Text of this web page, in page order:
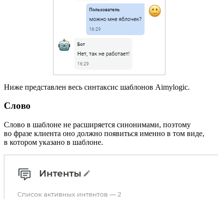
Ниже представлен весь синтаксис шаблонов Aimylogic.
Слово
Слово в шаблоне не расширяется синонимами, поэтому
во фразе клиента оно должно появиться именно в том виде,
в котором указано в шаблоне.